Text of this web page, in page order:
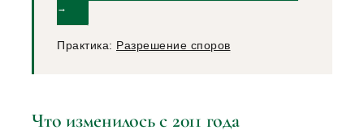
→
Практика: Разрешение споров
Что изменилось с 2011 года